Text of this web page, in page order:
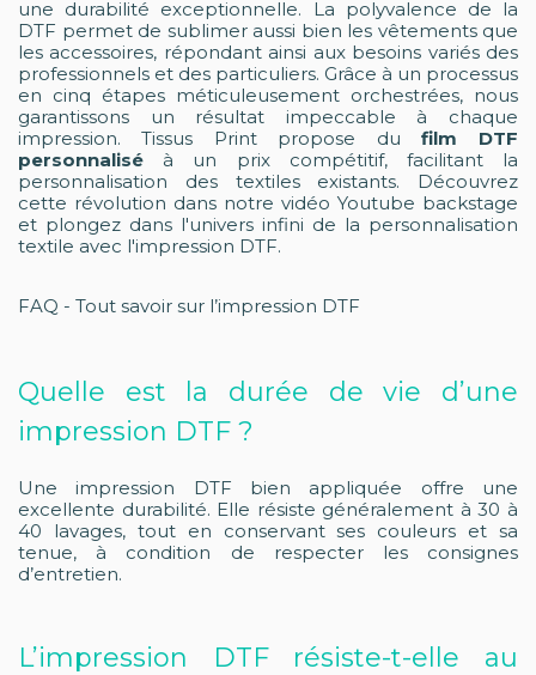
une durabilité exceptionnelle. La polyvalence de la
DTF permet de sublimer aussi bien les vêtements que
les accessoires, répondant ainsi aux besoins variés des
professionnels et des particuliers. Grâce à un processus
en cinq étapes méticuleusement orchestrées, nous
garantissons un résultat impeccable à chaque
impression. Tissus Print propose du film DTF
personnalisé à un prix compétitif, facilitant la
personnalisation des textiles existants. Découvrez
cette révolution dans notre vidéo Youtube backstage
et plongez dans l'univers infini de la personnalisation
textile avec l'impression DTF.
FAQ - Tout savoir sur l’impression DTF
Quelle est la durée de vie d’une
impression DTF ?
Une impression DTF bien appliquée offre une
excellente durabilité. Elle résiste généralement à 30 à
40 lavages, tout en conservant ses couleurs et sa
tenue, à condition de respecter les consignes
d’entretien.
L’impression DTF résiste-t-elle au